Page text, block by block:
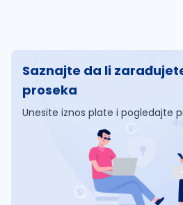
Saznajte da li
proseka
Unesite iznos plate i pogledajte